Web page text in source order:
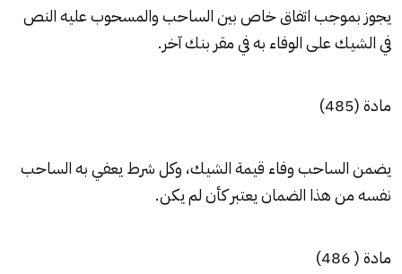
يجوز بموجب اتفاق خاص بين الساحب والمسحوب عليه النص
في الشيك على الوفاء به في مقر بنك آخر.
مادة (485)
يضمن الساحب وفاء قيمة الشيك، وكل شرط يعفي به الساحب
نفسه من هذا الضمان يعتبر كأن لم يكن.
مادة ( 486)